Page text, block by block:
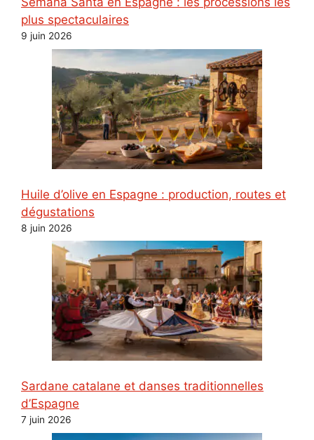
plus spectaculaires
9 juin 2026
Huile d’olive en Espagne : production, routes et
dégustations
8 juin 2026
Sardane catalane et danses traditionnelles
d’Espagne
7 juin 2026